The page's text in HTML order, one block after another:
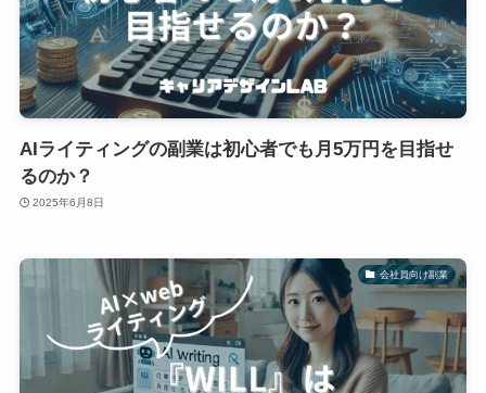
AIライティングの副業は初心者でも月5万円を目指せ
るのか？
2025年6月8日
会社員向け副業